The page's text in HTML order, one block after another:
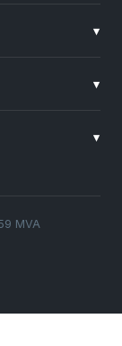
▾
▾
▾
MVA